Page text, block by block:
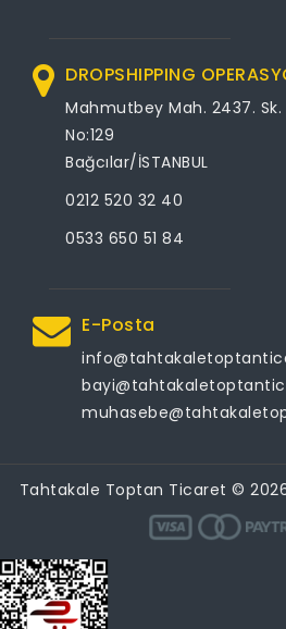
DROPSHIPPING
Mahmutbey Mah. 2437. Sk.
No:129
Bağcılar/İSTANBUL
0212 520 32 40
0533 650 51 84
E-Posta
Tahtakale Toptan Ticaret © 2026